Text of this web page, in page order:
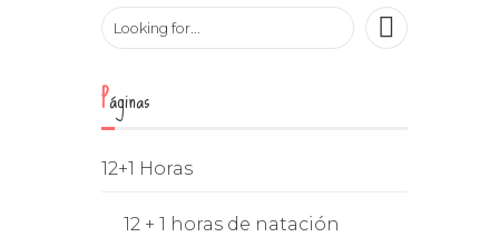
Páginas
12+1 Horas
12 + 1 horas de natación